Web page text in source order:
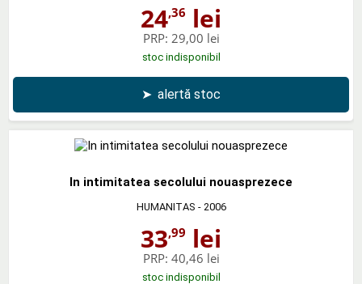
24,36 lei
PRP: 29,00 lei
stoc indisponibil
➤ alertă stoc
In intimitatea secolului nouasprezece
HUMANITAS - 2006
33,99 lei
PRP: 40,46 lei
stoc indisponibil